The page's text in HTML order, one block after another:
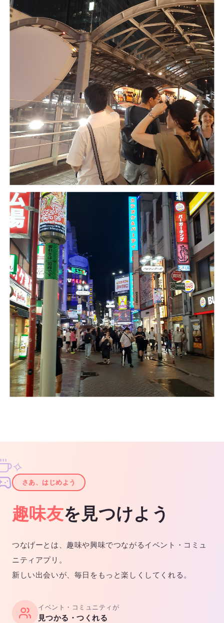
✦
✧
さあ、はじめよう
趣味友を見つけよう
つなげーとは、趣味や興味でつながるイベント・コミュ
ニティアプリ。
新しい出会いが、毎日をもっと楽しくしてくれる。
イベント・コミュニティが
見つかる・つくれる